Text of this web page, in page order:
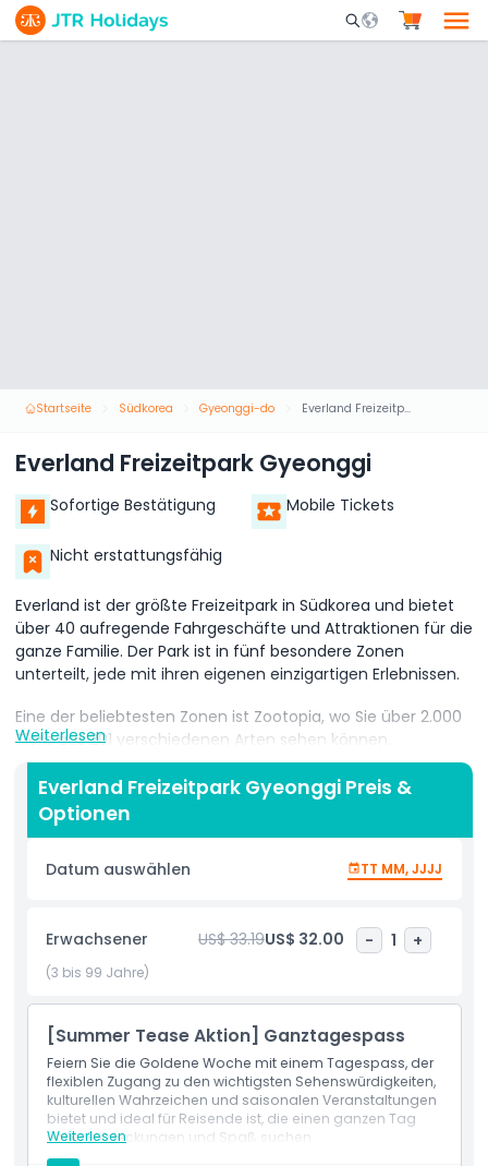
Mobile Search
Startseite Südkorea Gyeonggi-do Everland Freizeitpark Gyeonggi
Everland Freizeitpark Gyeonggi
Sofortige Bestätigung Mobile Tickets
Nicht erstattungsfähig
Everland ist der größte Freizeitpark in Südkorea und bietet
über 40 aufregende Fahrgeschäfte und Attraktionen für die
ganze Familie. Der Park ist in fünf besondere Zonen
unterteilt, jede mit ihren eigenen einzigartigen Erlebnissen.
Eine der beliebtesten Zonen ist Zootopia, wo Sie über 2.000
Tiere aus 201 verschiedenen Arten sehen können.
In Safari World können Sie eine private Jeepfahrt genießen
und wilden Tieren wie Löwen, Tigern und Bären ganz nah
kommen. Lost Valley ist ein weiterer unterhaltsamer Ort, an
Amphibienfahrzeug aus sehen können – ein sehr
Everland ist auch bekannt für die Ausrichtung vieler
Themenfestivals im Laufe des Jahres. Egal ob Sie
Abenteuer, Tierwelt oder einen lustigen Familientag suchen,
Everland bietet für jeden etwas zum Genießen. Es ist der
perfekte Ort für aufregende Fahrgeschäfte und
erstaunliche Tierbegegnungen.
Highlights
Weiterlesen
Everland Freizeitpark Gyeonggi Preis &
Optionen
Datum auswählen TT MM, JJJJ
Erwachsener US$ 33.19US$ 32.00 - 1 +
(3 bis 99 Jahre)
[Summer Tease Aktion] Ganztagespass
Feiern Sie die Goldene Woche mit einem Tagespass, der
flexiblen Zugang zu den wichtigsten Sehenswürdigkeiten,
kulturellen Wahrzeichen und saisonalen Veranstaltungen
bietet und ideal für Reisende ist, die einen ganzen Tag
voller Entdeckungen und Spaß suchen.
Weiterlesen
Einschlüsse